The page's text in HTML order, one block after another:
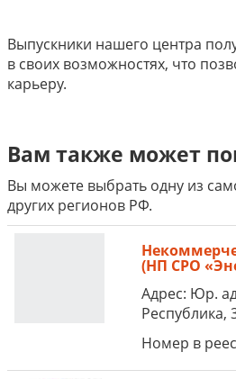
Выпускники нашего центра
в своих возможностях, что
карьеру.
Вам также может
Вы можете выбрать одну из
других регионов РФ.
(НП СРО
Адрес: Юр.
Республика,
Номер в